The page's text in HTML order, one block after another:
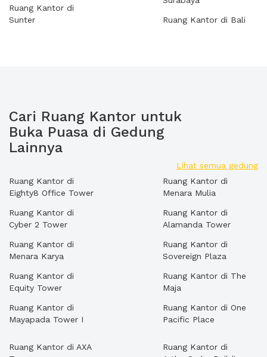
Ruang Kantor di
Sunter
Ruang Kantor di Bali
Cari Ruang Kantor untuk
Buka Puasa di Gedung
Lainnya
Lihat semua gedung
Ruang Kantor di
Eighty8 Office Tower
Ruang Kantor di
Cyber 2 Tower
Ruang Kantor di
Menara Karya
Ruang Kantor di
Equity Tower
Ruang Kantor di
Mayapada Tower I
Ruang Kantor di
Menara Mulia
Ruang Kantor di
Alamanda Tower
Ruang Kantor di
Sovereign Plaza
Ruang Kantor di The
Maja
Ruang Kantor di One
Pacific Place
Ruang Kantor di AXA
Ruang Kantor di